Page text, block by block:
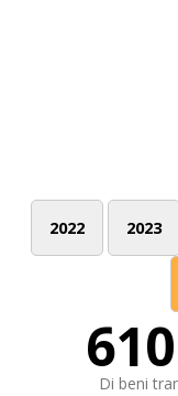
2022 2023
Di beni